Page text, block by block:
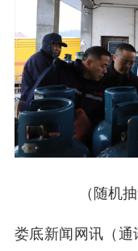
（随机
娄底新闻网讯（